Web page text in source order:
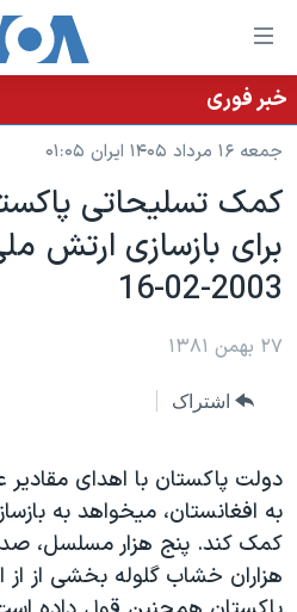
لینکهای
قابل
دسترسی
جهش
محتوای
اصلی
جهش
صفحه
جهش
جستجو
خانه
نسخه سبک وب‌سایت
موضوع ها
ایران
آمریکا
جهان
ویژه برنامه‌ها
ویدیوها
فرهنگ و زندگی
حقوق شهروندی
برنامه های تلویزیونی
جدول برنامه ها
صفحه‌های ویژه
بایگانی برنامه‌های تلویزیونی
انتخابات ریاست جمهوری آمریکا ۲۰۲۴
فرکانس‌های صدای آمریکا
یادگیری زبان انگلیسی
دنبال کنید
خبر فوری
جمعه ۱۶ مرداد ۱۴۰۵ ایران ۰۱:۰۵
کمک تسليحاتی
برای بازسازی ارتش
2003-02-16
۲۷ بهمن ۱۳۸۱
اشتراک
دولت پاکستان با اهدای
به افغانستان، ميخواهد به
کمک کند. پنج هزار مسلسل، صد
هزاران خشاب گلوله بخشی از